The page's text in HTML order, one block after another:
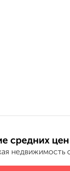
средних цен
недвижимость